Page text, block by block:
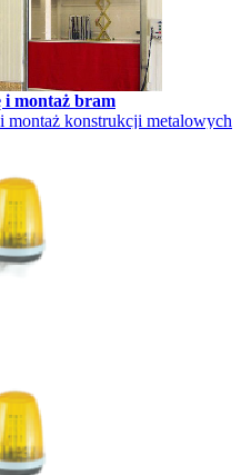
montaż bram
konstrukcji metalowych